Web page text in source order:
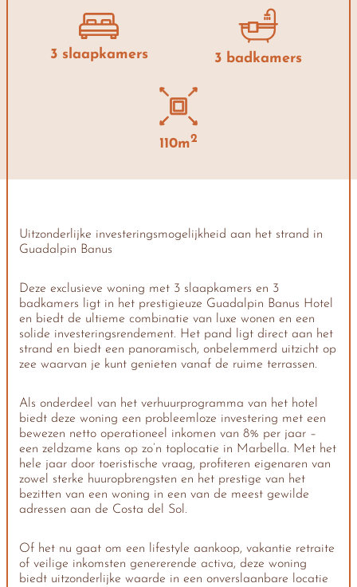
3 slaapkamers 3 badkamers
110m2
Uitzonderlijke investeringsmogelijkheid aan het strand in
Guadalpin Banus
Deze exclusieve woning met 3 slaapkamers en 3
badkamers ligt in het prestigieuze Guadalpin Banus Hotel
en biedt de ultieme combinatie van luxe wonen en een
solide investeringsrendement. Het pand ligt direct aan het
strand en biedt een panoramisch, onbelemmerd uitzicht op
zee waarvan je kunt genieten vanaf de ruime terrassen.
Als onderdeel van het verhuurprogramma van het hotel
biedt deze woning een probleemloze investering met een
bewezen netto operationeel inkomen van 8% per jaar –
een zeldzame kans op zo’n toplocatie in Marbella. Met het
hele jaar door toeristische vraag, profiteren eigenaren van
zowel sterke huuropbrengsten en het prestige van het
bezitten van een woning in een van de meest gewilde
adressen aan de Costa del Sol.
Of het nu gaat om een lifestyle aankoop, vakantie retraite
of veilige inkomsten genererende activa, deze woning
biedt uitzonderlijke waarde in een onverslaanbare locatie